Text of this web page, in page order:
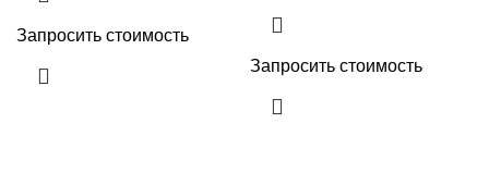
Запросить стоимость
Запросить стоимость